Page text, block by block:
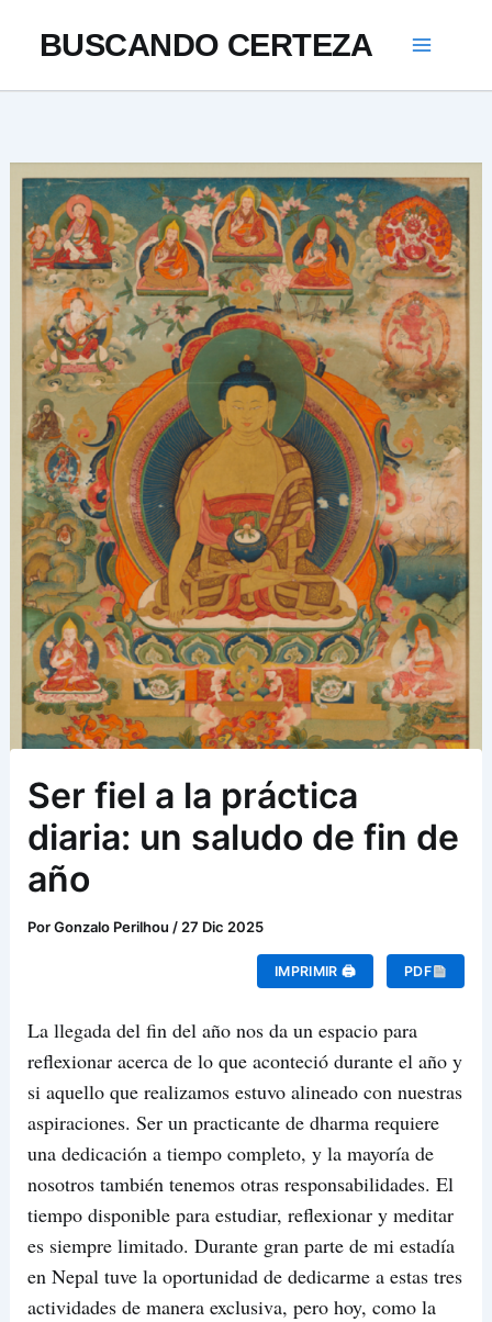
BUSCANDO CERTEZA
Ser fiel a la práctica
diaria: un saludo de fin de
año
PorGonzalo Perilhou /27 Dic 2025
IMPRIMIR 🖨 PDF
La llegada del fin del año nos da un espacio para
reflexionar acerca de lo que aconteció durante el año y
si aquello que realizamos estuvo alineado con nuestras
aspiraciones. Ser un practicante de dharma requiere
una dedicación a tiempo completo, y la mayoría de
nosotros también tenemos otras responsabilidades. El
tiempo disponible para estudiar, reflexionar y meditar
es siempre limitado. Durante gran parte de mi estadía
en Nepal tuve la oportunidad de dedicarme a estas tres
actividades de manera exclusiva, pero hoy, como la